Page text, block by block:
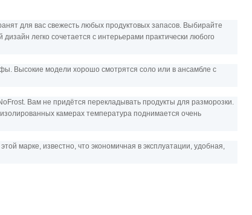
для вас свежесть любых продуктовых запасов. Выбирайте
легко сочетается с интерьерами практически любого
Высокие модели хорошо смотрятся соло или в ансамбле с
Вам не придётся перекладывать продукты для разморозки.
камерах температура поднимается очень
марке, известно, что экономичная в эксплуатации, удобная,